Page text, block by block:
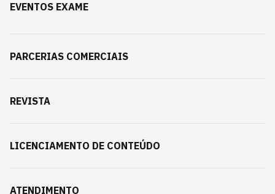
EVENTOS EXAME
PARCERIAS COMERCIAIS
REVISTA
LICENCIAMENTO DE CONTEÚDO
ATENDIMENTO